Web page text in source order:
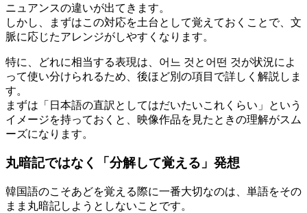
ニュアンスの違いが出てきます。
しかし、まずはこの対応を土台として覚えておくことで、文
脈に応じたアレンジがしやすくなります。
特に、どれに相当する表現は、어느 것と어떤 것が状況によ
って使い分けられるため、後ほど別の項目で詳しく解説しま
す。
まずは「日本語の直訳としてはだいたいこれくらい」という
イメージを持っておくと、映像作品を見たときの理解がスム
ーズになります。
丸暗記ではなく「分解して覚える」発想
韓国語のこそあどを覚える際に一番大切なのは、単語をその
まま丸暗記しようとしないことです。